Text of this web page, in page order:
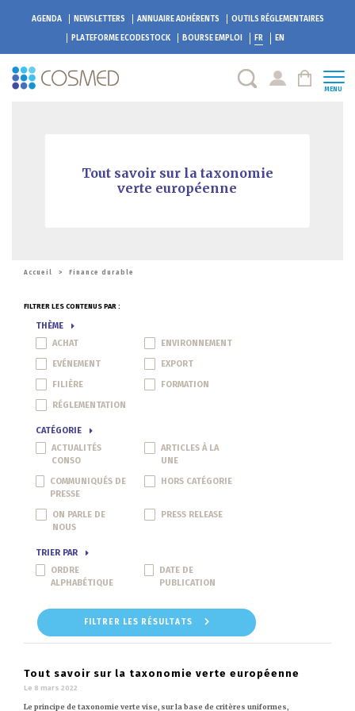
AGENDA NEWSLETTERS ANNUAIRE ADHÉRENTS
OUTILS RÉGLEMENTAIRES
PLATEFORME ECODESTOCK BOURSE EMPLOI FR EN
MENU
Tout savoir sur la taxonomie
verte européenne
Accueil > Finance durable
FILTRER LES CONTENUS PAR :
THÈME
ACHAT
ENVIRONNEMENT
EVÉNEMENT
EXPORT
FILIÈRE
FORMATION
RÉGLEMENTATION
CATÉGORIE
ACTUALITÉS
CONSO
ARTICLES À LA
UNE
COMMUNIQUÉS DE
PRESSE
HORS CATÉGORIE
ON PARLE DE
NOUS
PRESS RELEASE
TRIER PAR
ORDRE
ALPHABÉTIQUE
DATE DE
PUBLICATION
FILTRER LES RÉSULTATS
Tout savoir sur la taxonomie verte européenne
Le 8 mars 2022
Le principe de taxonomie verte vise, sur la base de critères uniformes,